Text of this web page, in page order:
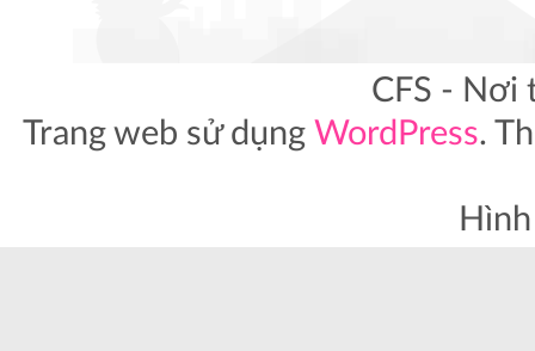
CFS - Nơi
Trang web sử dụngWordPress.